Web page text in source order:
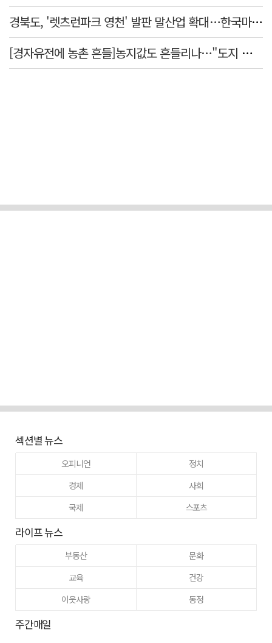
경북도, '렛츠런파크 영천' 발판 말산업 확대…한국마사회 유치도 총력
[경자유전에 농촌 흔들]농지값도 흔들리나…"도지 막히면 헐값 매물 나올 수도"
섹션별 뉴스
오피니언
정치
경제
사회
국제
스포츠
라이프 뉴스
부동산
문화
교육
건강
이웃사랑
동정
주간매일